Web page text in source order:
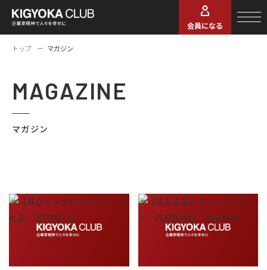
会員になる
トップ マガジン
MAGAZINE
マガジン